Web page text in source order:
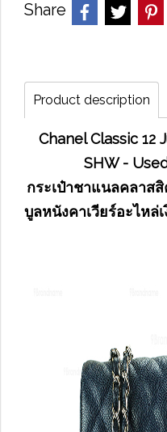
Share
Product description
Chanel Classic 12
SHW -
กระเป๋าชาแนลคลาส
บูลหนังคาเวียร์อะไห